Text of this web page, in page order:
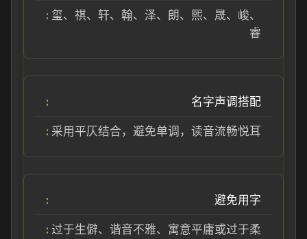
玺、祺、轩、翰、泽、朗、熙、晟、峻、
睿
名字声调搭配
采用平仄结合，避免单调，读音流畅悦耳
避免用字
过于生僻、谐音不雅、寓意平庸或过于柔